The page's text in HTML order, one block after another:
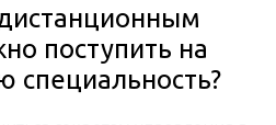
поступить на
специальность?